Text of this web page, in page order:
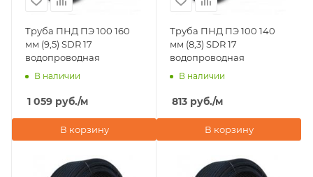
Труба ПНД ПЭ 100 160
мм (9,5) SDR 17
водопроводная
В наличии
1 059 руб./м
В корзину
Труба ПНД ПЭ 100 140
мм (8,3) SDR 17
водопроводная
В наличии
813 руб./м
В корзину